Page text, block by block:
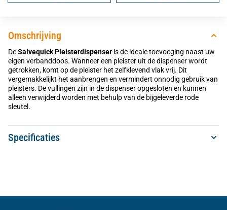
Omschrijving
DeSalvequick Pleisterdispenser is de ideale toevoeging naast uw
eigen verbanddoos. Wanneer een pleister uit de dispenser wordt
getrokken, komt op de pleister het zelfklevend vlak vrij. Dit
vergemakkelijkt het aanbrengen en vermindert onnodig gebruik van
pleisters. De vullingen zijn in de dispenser opgesloten en kunnen
alleen verwijderd worden met behulp van de bijgeleverde rode
sleutel.
Specificaties